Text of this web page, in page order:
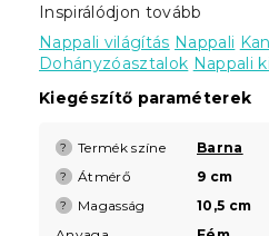
Inspirálódjon tovább
Nappali világítás Nappali
Dohányzóasztalok Nappali
Kiegészítő paraméterek
? Termék színe Barna
? Átmérő 9 cm
? Magasság
10,5 cm